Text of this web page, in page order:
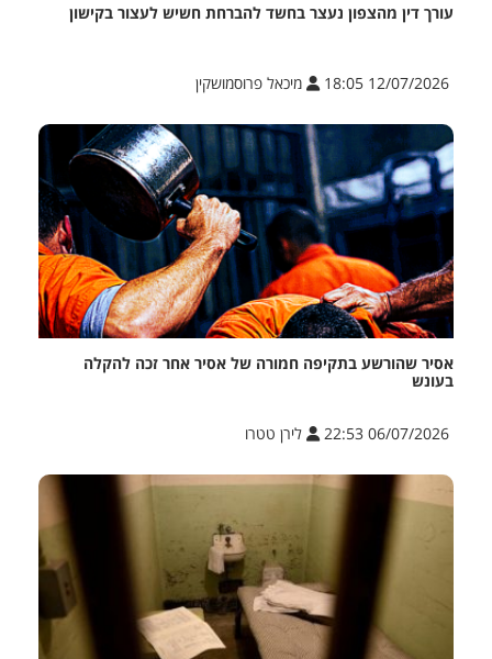
עורך דין מהצפון נעצר בחשד להברחת חשיש לעצור בקישון
12/07/2026 18:05 מיכאל פרוסמושקין
אסיר שהורשע בתקיפה חמורה של אסיר אחר זכה להקלה
בעונש
06/07/2026 22:53 לירן טטרו